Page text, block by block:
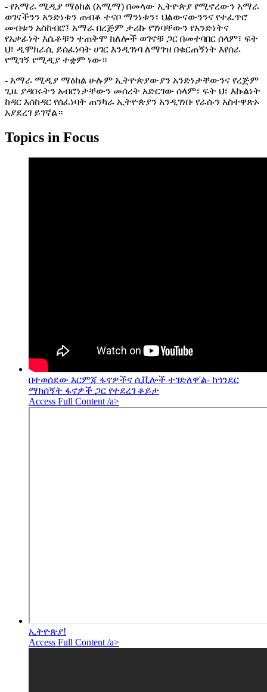
- የአማራ ሚዲያ ማዕከል (አሚማ) በመላው ኢትዮጵያ የሚኖረውን አማራ
ወገናችንን አንድነቱን ጠብቆ ተናቦ ማንነቱን፣ ህልውናውንንና የተፈጥሮ
መብቱን አስከብሮ፤ አማራ በረጅም ታሪኩ የገነባቸውን የአንድነትና
የአቃፊነት እሴቶቹን ተጠቅሞ ከለሎች ወገኖቹ ጋር በመተባበር ሰላም፣ ፍት
ህ፣ ዲሞክራሲ ይሰፈነባት ሀገር እንዲገነባ ለማገዝ በቁርጠኝነት እየሰራ
የሚገኝ የሚዲያ ተቋም ነው።
- አማራ ሚዲያ ማዕከል ሁሉም ኢትዮጵያውያን አንድነታቸውንና የረጅም
ጊዜ ያዳበሩትን አብሮነታቸውን መሰረት አድርገው ሰላም፣ ፍት ህ፣ እኩልነት
ከዳር እሰከዳር የሰፈነባት ጠንካራ ኢትዮጵያን አንዲገነቡ የራሱን አስተዋጽኦ
አያደረገ ይገኛል።
Topics in Focus
በተወሰደው እርምጃ ፋኖዎችና ሲቪሎች ተገድለዋ'ል- ከጎንደር
ማክሰኝት ፋኖዎች ጋር የተደረገ ቆይታ
Access Full Content /a>
ኢትዮጵያ!
Access Full Content /a>